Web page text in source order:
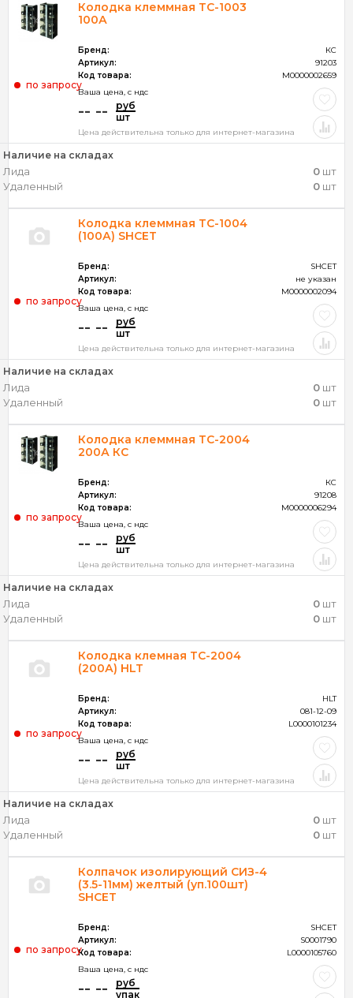
Колодка клеммная ТС-1003
100А
Бренд:
КС
Артикул:
91203
Код товара:
M0000002659
Ваша цена, c ндс
-- --
руб
шт
по запросу
Цена действительна только для интернет-магазина
Наличие на складах
Лида 0 шт
Удаленный
0 шт
Колодка клеммная ТС-1004
(100А) SHCET
Бренд:
SHCET
Артикул:
не указан
Код товара:
M0000002094
Ваша цена, c ндс
-- --
руб
шт
по запросу
Цена действительна только для интернет-магазина
Наличие на складах
Лида 0 шт
Удаленный
0 шт
Колодка клеммная ТС-2004
200А КС
Бренд:
КС
Артикул:
91208
Код товара:
M0000006294
Ваша цена, c ндс
-- --
руб
шт
по запросу
Цена действительна только для интернет-магазина
Наличие на складах
Лида 0 шт
Удаленный
0 шт
Колодка клемная ТС-2004
(200А) HLT
Бренд:
HLT
Артикул:
081-12-09
Код товара:
L0000101234
Ваша цена, c ндс
-- --
руб
шт
по запросу
Цена действительна только для интернет-магазина
Наличие на складах
Лида 0 шт
Удаленный
0 шт
Колпачок изолирующий СИЗ-4
(3.5-11мм) желтый (уп.100шт)
SHCET
Бренд:
SHCET
Артикул:
S0001790
Код товара:
L0000105760
Ваша цена, c ндс
-- --
руб
упак
по запросу